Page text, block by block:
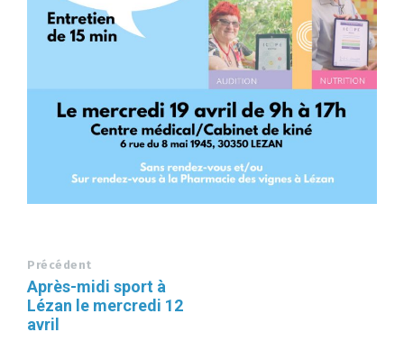
Précédent
Après-midi sport à
Lézan le mercredi 12
avril